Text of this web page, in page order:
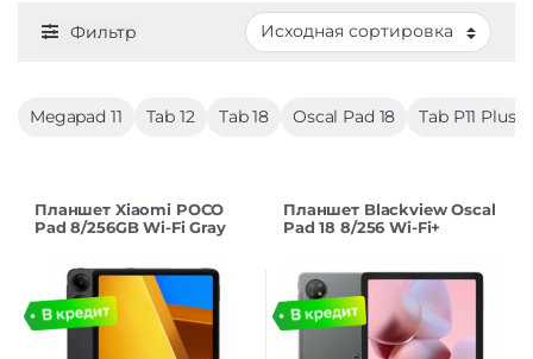
Фильтр
Megapad 11 Tab 12 Tab 18 Oscal Pad 18 Tab P11 Plus
Планшет Xiaomi POCO
Pad 8/256GB Wi-Fi Gray
Планшет Blackview Oscal
Pad 18 8/256 Wi-Fi+